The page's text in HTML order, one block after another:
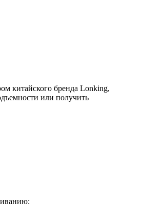
китайского бренда Lonking,
или получить